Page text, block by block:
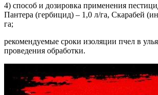
4) способ и дозировка применения
Пантера (гербицид) – 1,0 л/га, Скарабей
га;
рекомендуемые сроки изоляции пчел в
проведения обработки.